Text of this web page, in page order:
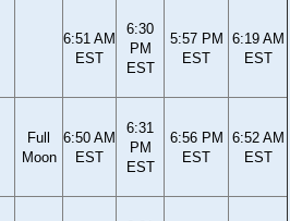
6:51 AM
EST
6:30
PM
EST
5:57 PM
EST
6:19 AM
EST
Full
Moon
6:50 AM
EST
6:31
PM
EST
6:56 PM
EST
6:52 AM
EST